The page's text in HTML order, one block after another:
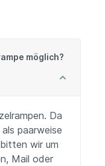
möglich?
Da
paarweise
wir um
Mail oder